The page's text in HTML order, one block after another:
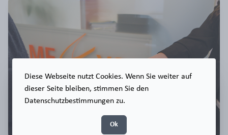
Diese Webseite nutzt Cookies. Wenn Sie weiter auf
dieser Seite bleiben, stimmen Sie den
Datenschutzbestimmungen zu.
Ok